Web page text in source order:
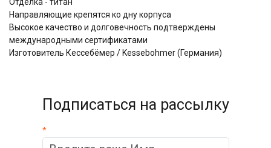
Направляющие крепятся ко дну корпуса
Высокое качество и долговечность подтверждены
международными сертификатами
Изготовитель Кессебёмер / Kessebohmer (Германия)
Подписаться на рассылку
*